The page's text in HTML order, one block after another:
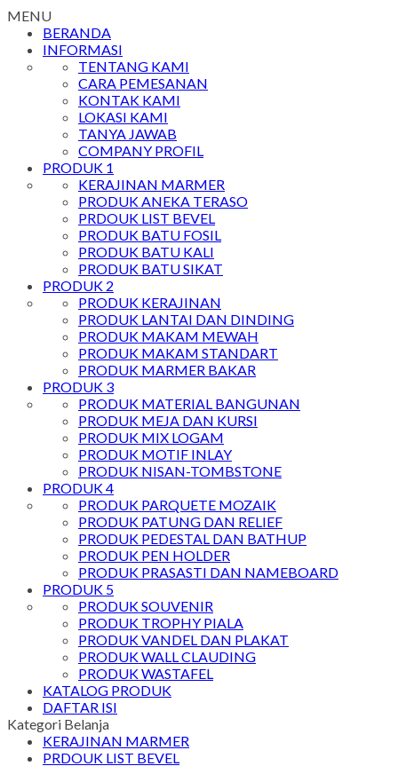
MENU
BERANDA
INFORMASI
TENTANG KAMI
CARA PEMESANAN
KONTAK KAMI
LOKASI KAMI
TANYA JAWAB
COMPANY PROFIL
PRODUK 1
KERAJINAN MARMER
PRODUK ANEKA TERASO
PRDOUK LIST BEVEL
PRODUK BATU FOSIL
PRODUK BATU KALI
PRODUK BATU SIKAT
PRODUK 2
PRODUK KERAJINAN
PRODUK LANTAI DAN DINDING
PRODUK MAKAM MEWAH
PRODUK MAKAM STANDART
PRODUK MARMER BAKAR
PRODUK 3
PRODUK MATERIAL BANGUNAN
PRODUK MEJA DAN KURSI
PRODUK MIX LOGAM
PRODUK MOTIF INLAY
PRODUK NISAN-TOMBSTONE
PRODUK 4
PRODUK PARQUETE MOZAIK
PRODUK PATUNG DAN RELIEF
PRODUK PEDESTAL DAN BATHUP
PRODUK PEN HOLDER
PRODUK PRASASTI DAN NAMEBOARD
PRODUK 5
PRODUK SOUVENIR
PRODUK TROPHY PIALA
PRODUK VANDEL DAN PLAKAT
PRODUK WALL CLAUDING
PRODUK WASTAFEL
KATALOG PRODUK
DAFTAR ISI
Kategori Belanja
KERAJINAN MARMER
PRDOUK LIST BEVEL